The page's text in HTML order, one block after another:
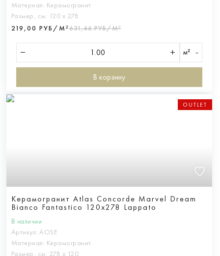
Материал: Керамогранит
Размер, см: 120 х 278
219,00 РУБ/М²631,46 РУБ/М²
м²
В корзину
OUTLET
Керамогранит Atlas Concorde Marvel Dream
Bianco Fantastico 120x278 Lappato
В наличии
Артикул: AOSE
Материал: Керамогранит
Размер, см: 278 х 120